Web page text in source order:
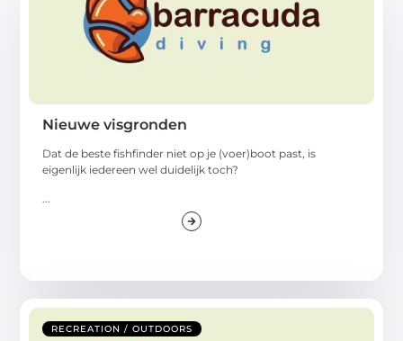
Nieuwe visgronden
Dat de beste fishfinder niet op je (voer)boot past, is
eigenlijk iedereen wel duidelijk toch?
...
RECREATION / OUTDOORS